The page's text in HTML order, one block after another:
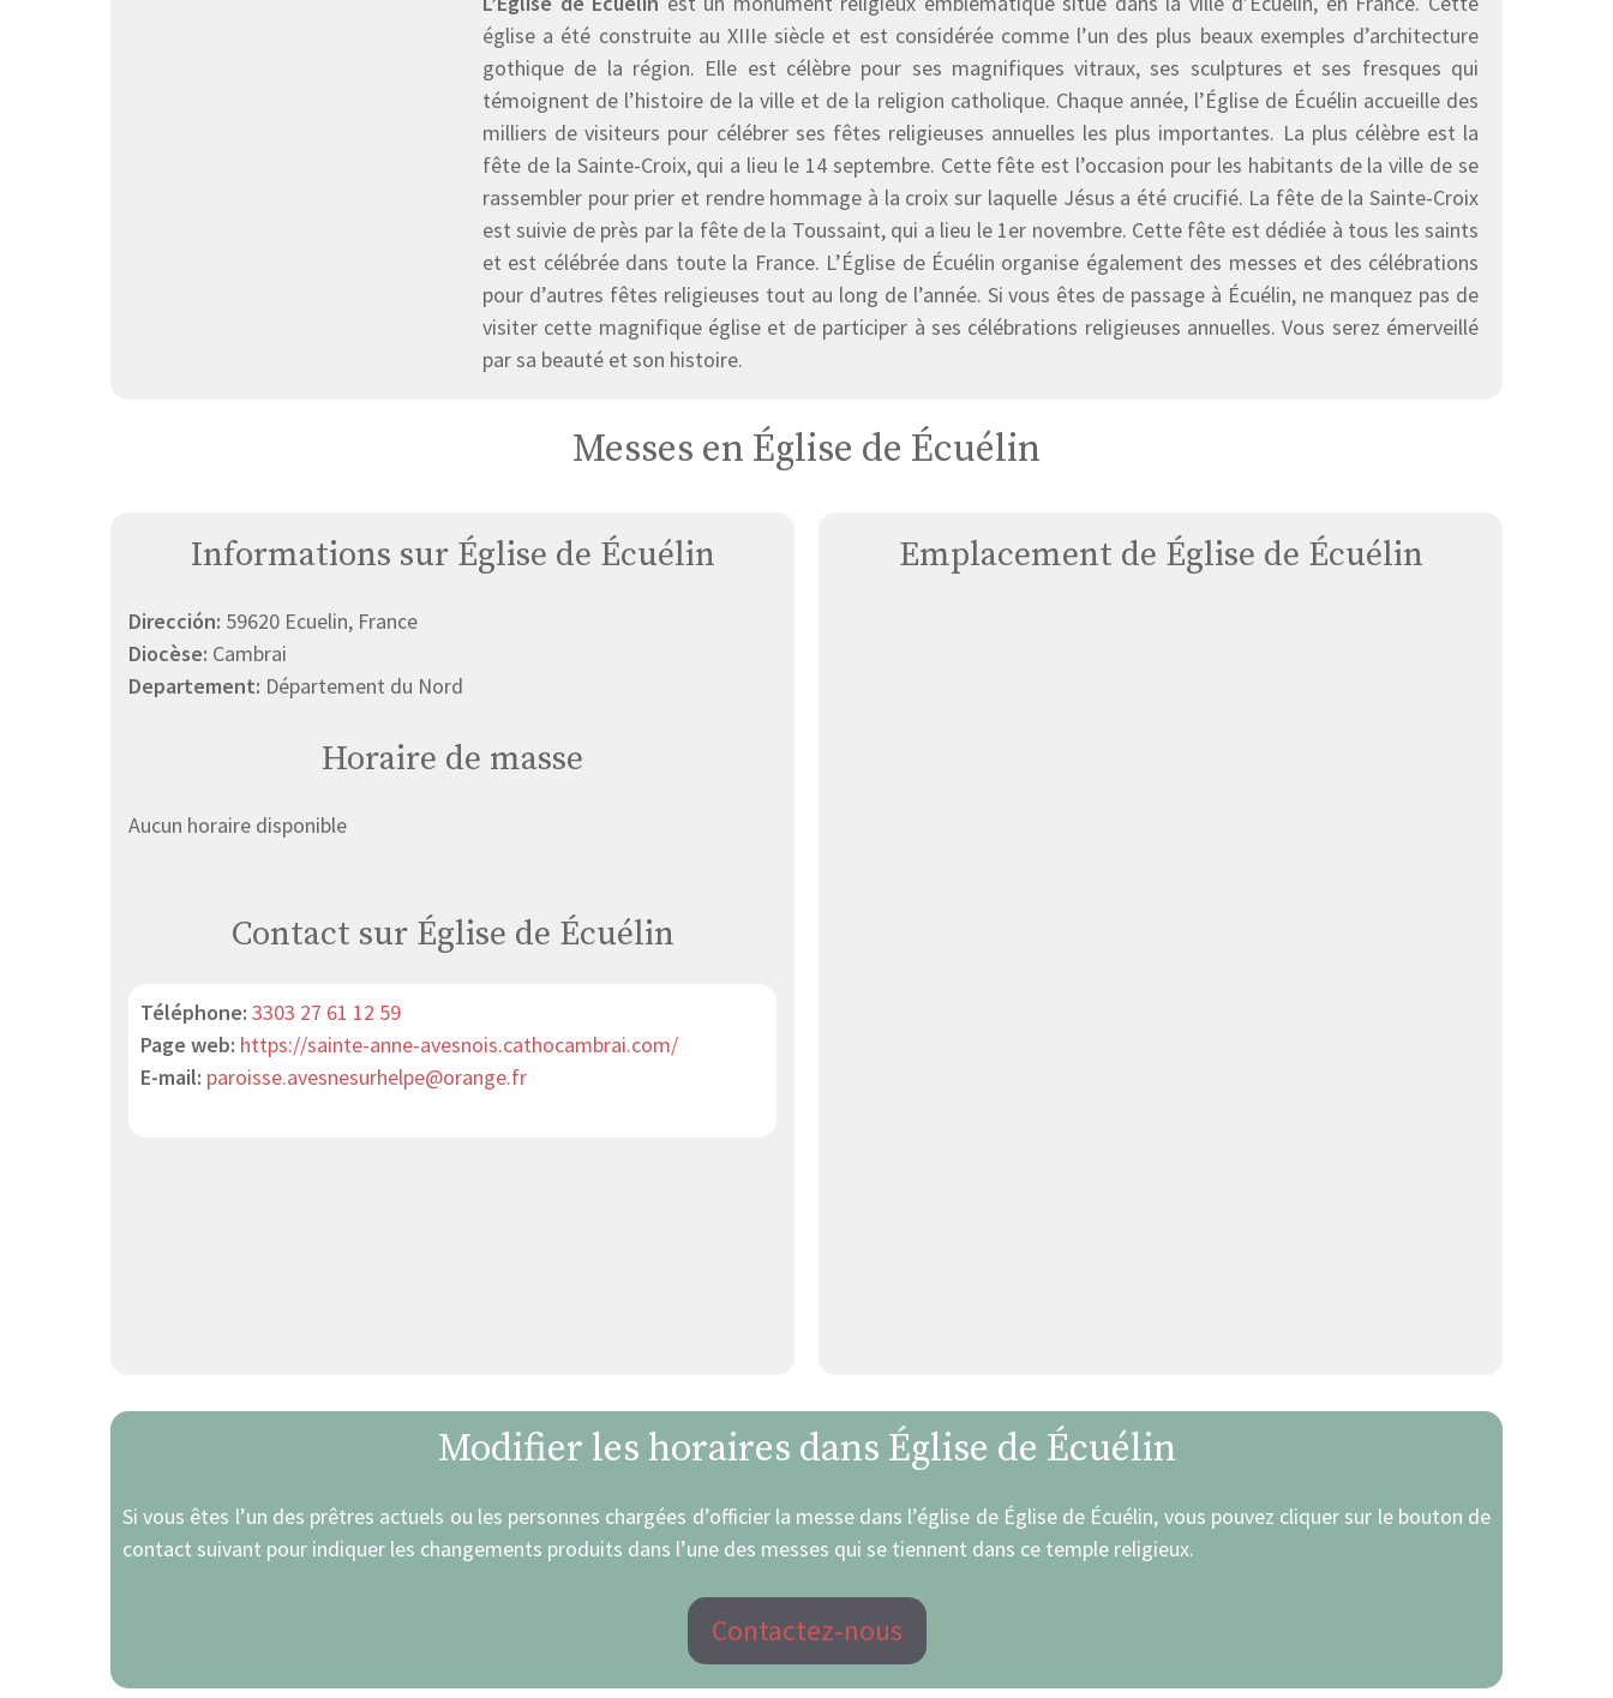
église a été construite au XIIIe siècle et est considérée comme l’un des plus beaux exemples d’architecture
gothique de la région. Elle est célèbre pour ses magnifiques vitraux, ses sculptures et ses fresques qui
témoignent de l’histoire de la ville et de la religion catholique. Chaque année, l’Église de Écuélin accueille des
milliers de visiteurs pour célébrer ses fêtes religieuses annuelles les plus importantes. La plus célèbre est la
fête de la Sainte-Croix, qui a lieu le 14 septembre. Cette fête est l’occasion pour les habitants de la ville de se
rassembler pour prier et rendre hommage à la croix sur laquelle Jésus a été crucifié. La fête de la Sainte-Croix
est suivie de près par la fête de la Toussaint, qui a lieu le 1er novembre. Cette fête est dédiée à tous les saints
et est célébrée dans toute la France. L’Église de Écuélin organise également des messes et des célébrations
pour d’autres fêtes religieuses tout au long de l’année. Si vous êtes de passage à Écuélin, ne manquez pas de
visiter cette magnifique église et de participer à ses célébrations religieuses annuelles. Vous serez émerveillé
par sa beauté et son histoire.
Messes en Église de Écuélin
Informations sur Église de Écuélin
Dirección: 59620 Ecuelin, France
Diocèse: Cambrai
Departement: Département du Nord
Horaire de masse
Aucun horaire disponible
Contact sur Église de Écuélin
Téléphone: 3303 27 61 12 59
Page web: https://sainte-anne-avesnois.cathocambrai.com/
E-mail: paroisse.avesnesurhelpe@orange.fr
Emplacement de Église de Écuélin
Modifier les horaires dans Église de Écuélin
Si vous êtes l’un des prêtres actuels ou les personnes chargées d’officier la messe dans l’église de Église de Écuélin, vous pouvez cliquer sur le bouton de
contact suivant pour indiquer les changements produits dans l’une des messes qui se tiennent dans ce temple religieux.
Contactez-nous